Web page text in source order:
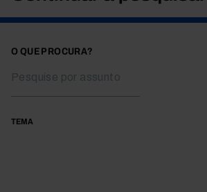
O QUE PROCURA?
TEMA